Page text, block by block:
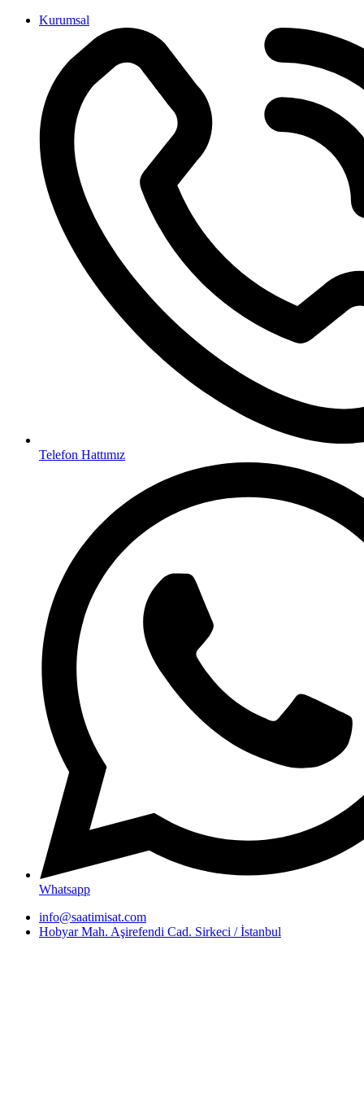
İçeriğeKurumsal
Telefon Hattımız
Whatsapp
info@saatimisat.com
Hobyar Mah. Aşirefendi Cad. Sirkeci / İstanbul